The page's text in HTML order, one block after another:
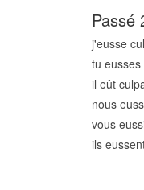
Passé
j'eusse
tu eusses
il eût
nous
vous
ils